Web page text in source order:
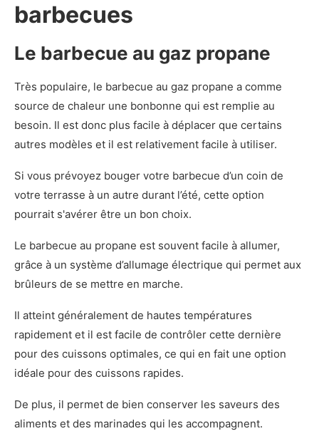
barbecues
Le barbecue au gaz propane
Très populaire, le barbecue au gaz propane a comme
source de chaleur une bonbonne qui est remplie au
besoin. Il est donc plus facile à déplacer que certains
autres modèles et il est relativement facile à utiliser.
Si vous prévoyez bouger votre barbecue d’un coin de
votre terrasse à un autre durant l’été, cette option
pourrait s'avérer être un bon choix.
Le barbecue au propane est souvent facile à allumer,
grâce à un système d’allumage électrique qui permet aux
brûleurs de se mettre en marche.
Il atteint généralement de hautes températures
rapidement et il est facile de contrôler cette dernière
pour des cuissons optimales, ce qui en fait une option
idéale pour des cuissons rapides.
De plus, il permet de bien conserver les saveurs des
aliments et des marinades qui les accompagnent.